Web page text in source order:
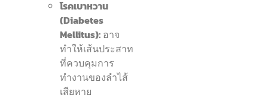
โรคเบาหวาน
(Diabetes
Mellitus): อาจ
ทำให้เส้นประสาท
ที่ควบคุมการ
ทำงานของลำไส้
เสียหาย